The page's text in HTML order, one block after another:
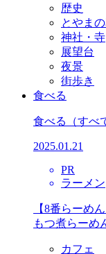
歴史
とやま
神社・寺
展望台
夜景
街歩き
食べる
食べる （すべ
2025.01.21
PR
ラーメン
【8番らーめ
もつ煮らーめ
カフェ